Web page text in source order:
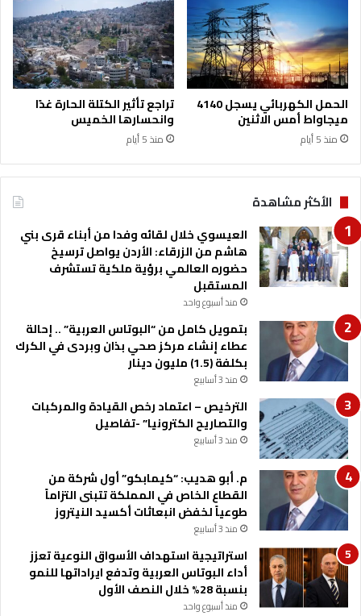
ا
ء
ا
ل
ح
ك
و
م
ي
ا
ء
ا
ل
ت
ط
ب
ي
ق
ي
ة
و
ج
ا
م
ع
ت
ي
ك
ا
ل
د
و
ل
ي
ة
الحمل الكهربائي يسجل 4140
ميجاواط أمس الاثنين
منذ 5 أيام
تراجع تأثير الكتلة الحارة غدًا
وانحسارها الخميس
منذ 5 أيام
الأكثر مشاهدة
العيسوي خلال لقائه وفدا من أبناء قرى بني
هاشم من الزرقاء: الأردن يواصل ترسيخ
حضوره العالمي برؤية ملكية تستشرف
المستقبل
منذ أسبوع واحد
بتمويل كامل من “البوتاس العربية” .. إحالة
عطاء إنشاء مركز صحي بذان وبردى في الكرك
بكلفة (1.5) مليون دينار
منذ 3 أسابيع
الترخيص – اعتماد رخص القيادة والمركبات
والتصاريح الكترونيا” -تفاصيل
منذ 3 أسابيع
م. أبو هديب: “كيمابكو” أول شركة من
القطاع الخاص في المملكة تتبنى التزاماً
طوعياً لخفض انبعاثات أكسيد النيتروز
منذ 3 أسابيع
استراتيجية استهداف الأسواق النوعية تعزز
أداء البوتاس العربية وتدفع ايراداتها للنمو
بنسبة 28% خلال النصف الأول
منذ أسبوع واحد